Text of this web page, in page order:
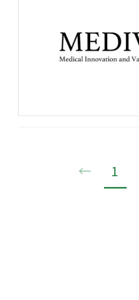
← 1